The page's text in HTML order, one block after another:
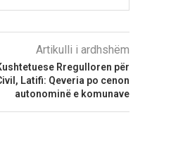
Artikulli i ardhshëm
Rregulloren për
Latifi: Qeveria po cenon
autonominë e komunave